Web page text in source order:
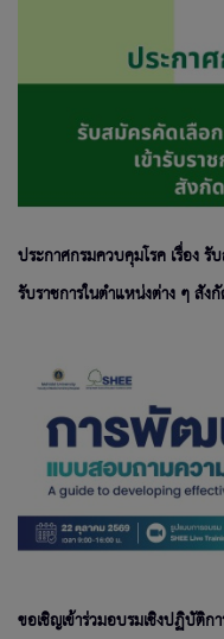
ประกาศกรมควบคุมโรค เรื่อง
รับราชการในตำแหน่งต่าง ๆ สัง
ขอเชิญเข้าร่วมอบรมเชิงปฏิบัติ